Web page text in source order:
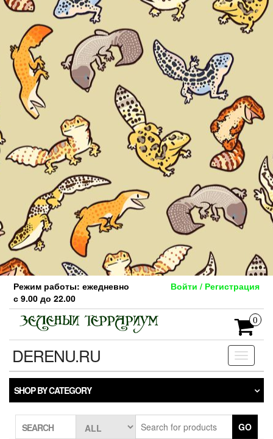
Skip
the
content
Режим работы: ежедневно
с 9.00 до 22.00
Войти / Регистрация
0
Toggle
DERENU.RU
SHOP BY CATEGORY
SEARCH GO